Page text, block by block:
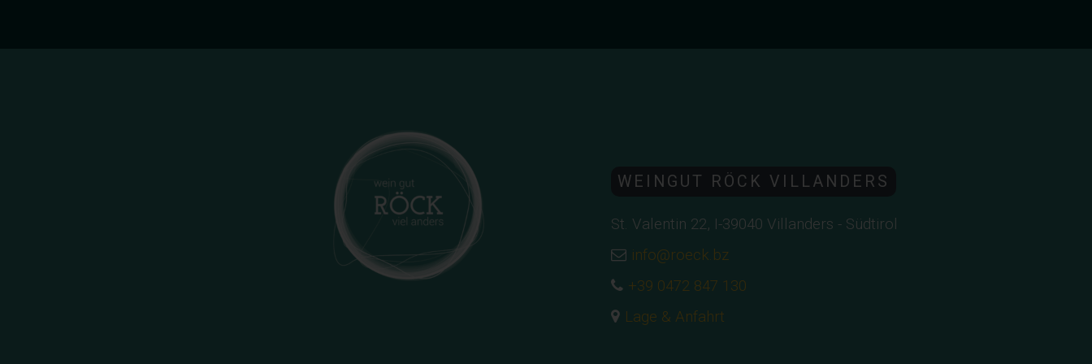
WEINGUT RÖCK VILLANDERS
St. Valentin 22, I-39040 Villanders - Südtirol
info@roeck.bz
+39 0472 847 130
Lage & Anfahrt